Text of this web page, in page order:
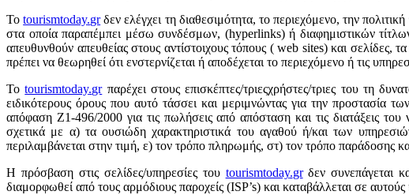
Τοtourismtoday.grδεν ελέγχει τη διαθεσιμότητα, το περιεχόμενο, την
στα οποία παραπέμπει μέσω συνδέσμων, (hyperlinks) ή διαφημιστικών
απευθυνθούν απευθείας στους αντίστοιχους τόπους ( web sites) και
πρέπει να θεωρηθεί ότι ενστερνίζεται ή αποδέχεται το περιεχόμενο ή τις
Τοtourismtoday.grπαρέχει στους επισκέπτες/τριεςχρήστες/τριες του τη
ειδικότερους όρους που αυτό τάσσει και μεριμνώντας για την
απόφαση Ζ1-496/2000 για τις πωλήσεις από απόσταση και τις διατάξεις
σχετικά με α) τα ουσιώδη χαρακτηριστικά του αγαθού ή/και των
περιλαμβάνεται στην τιμή, ε) τον τρόπο πληρωμής, στ) τον τρόπο παράδοσης
Η πρόσβαση στις σελίδες/υπηρεσίες του tourismtoday.grδεν συνεπάγεται
διαμορφωθεί από τους αρμόδιους παροχείς (ISP’s) και καταβάλλεται σε αυτούς